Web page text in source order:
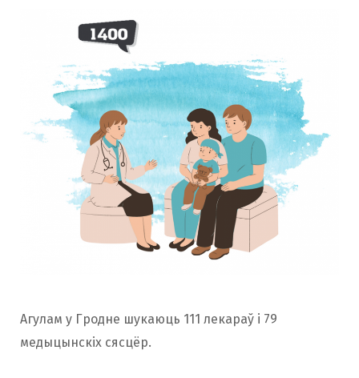
Агулам у Гродне шукаюць 111 лекараў і 79
медыцынскіх сясцёр.